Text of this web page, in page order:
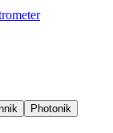
Photonik